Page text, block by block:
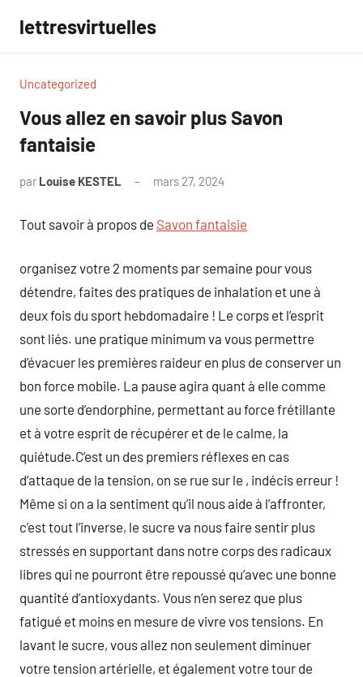
contenu
lettresvirtuelles
Uncategorized
Vous allez en savoir plus Savon
fantaisie
par Louise KESTEL mars 27, 2024
Tout savoir à propos de Savon fantaisie
organisez votre 2 moments par semaine pour vous
détendre, faites des pratiques de inhalation et une à
deux fois du sport hebdomadaire ! Le corps et l’esprit
sont liés. une pratique minimum va vous permettre
d’évacuer les premières raideur en plus de conserver un
bon force mobile. La pause agira quant à elle comme
une sorte d’endorphine, permettant au force frétillante
et à votre esprit de récupérer et de le calme, la
quiétude.C’est un des premiers réflexes en cas
d’attaque de la tension, on se rue sur le , indécis erreur !
Même si on a la sentiment qu’il nous aide à l’affronter,
c’est tout l’inverse, le sucre va nous faire sentir plus
stressés en supportant dans notre corps des radicaux
libres qui ne pourront être repoussé qu’avec une bonne
quantité d’antioxydants. Vous n’en serez que plus
fatigué et moins en mesure de vivre vos tensions. En
lavant le sucre, vous allez non seulement diminuer
votre tension artérielle, et également votre tour de